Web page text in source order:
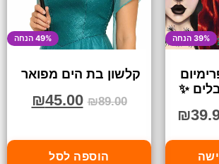
39% הנחה
✨
₪
49% הנחה
קלשון בת הים מפואר
₪89.00
₪45.00
הוספה לסל